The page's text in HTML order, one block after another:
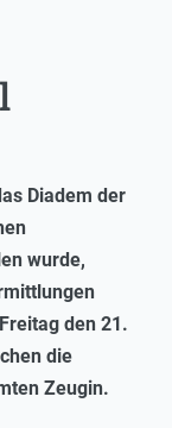
Diadem der
wurde,
den 21.
die
Zeugin.